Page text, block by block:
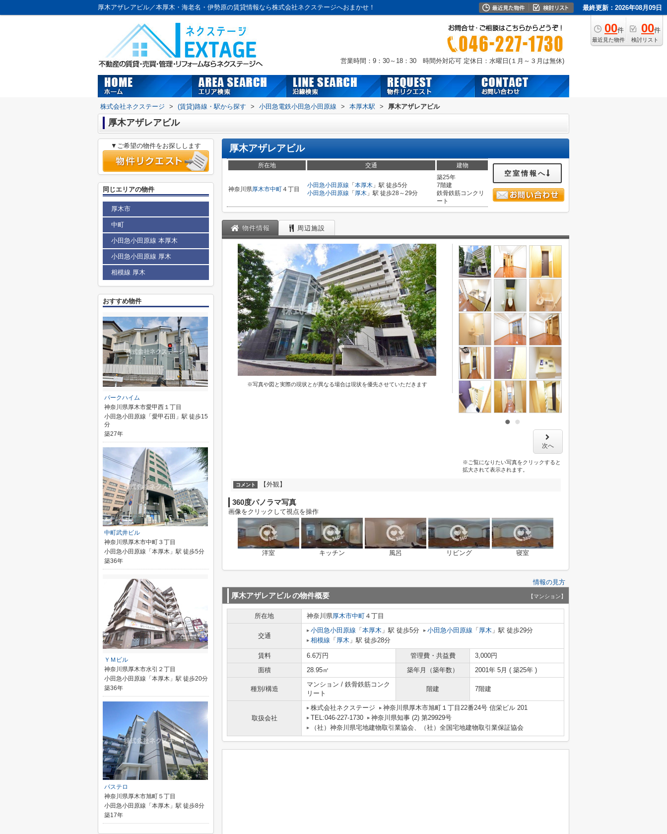
厚木アザレアビル／本厚木・海老名・伊勢原の賃貸情報なら株式会社ネクステージへおまかせ！ 最終更新：2026年08月09日
00件
最近見た物件
00件
検討リスト
営業時間：9：30～18：30 時間外対応可 定休日：水曜日(１月～３月は無休)
株式会社ネクステージ > (賃貸)路線・駅から探す > 小田急電鉄小田急小田原線 > 本厚木駅 > 厚木アザレアビル
厚木アザレアビル
厚木アザレアビル
所在地 交通 建物
神奈川県厚木市中町４丁目
小田急小田原線 「 本厚木 」駅 徒歩5分
小田急小田原線 「 厚木 」駅 徒歩28～29分
築25年
7階建
鉄骨鉄筋コンクリ
ート
空室情報へ
物件情報 周辺施設
※写真や図と実際の現状とが異なる場合は現状を優先させていただきます
次へ
※ご覧になりたい写真をクリックすると
拡大されて表示されます。
コメント 【外観】
360度パノラマ写真
画像をクリックして視点を操作
洋室 キッチン 風呂 リビング 寝室
情報の見方
厚木アザレアビルの物件概要 【マンション】
所在地 神奈川県厚木市中町 ４丁目
交通
小田急小田原線 「 本厚木 」駅 徒歩5分 小田急小田原線 「 厚木 」駅 徒歩29分
相模線 「 厚木 」駅 徒歩28分
賃料 6.6万円 管理費・共益費
3,000円
面積
28.95㎡ 築年月（築年数） 2001年 5月 ( 築25年 )
種別/構造
マンション / 鉄骨鉄筋コンク
リート
階建 7階建
取扱会社
株式会社ネクステージ
神奈川県厚木市旭町１丁目22番24号 信栄ビル 201
TEL:046-227-1730
神奈川県知事 (2) 第29929号
（社）神奈川県宅地建物取引業協会、（社）全国宅地建物取引業保証協会
▼ご希望の物件をお探しします
同じエリアの物件
厚木市
中町
小田急小田原線 本厚木
小田急小田原線 厚木
相模線 厚木
おすすめ物件
パークハイム
神奈川県厚木市愛甲西１丁目
小田急小田原線「愛甲石田」駅 徒歩15
分
築27年
中町武井ビル
神奈川県厚木市中町３丁目
小田急小田原線「本厚木」駅 徒歩5分
築36年
ＹＭビル
神奈川県厚木市水引２丁目
小田急小田原線「本厚木」駅 徒歩20分
築36年
パステロ
神奈川県厚木市旭町５丁目
小田急小田原線「本厚木」駅 徒歩8分
築17年